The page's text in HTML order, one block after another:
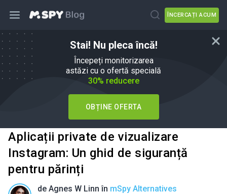
ÎNCERCAȚI ACUM
Stai! Nu pleca încă!
Începeți monitorizarea
astăzi cu o ofertă specială
30% reducere
OBȚINE OFERTA
Aplicații private de vizualizare
Instagram: Un ghid de siguranță
pentru părinți
de Agnes W Linn în mSpy Alternatives